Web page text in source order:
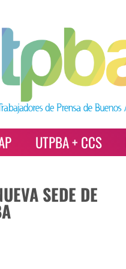
UTPBA + CCS
SEDE DE